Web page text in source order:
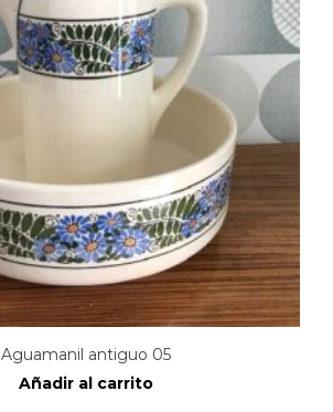
Aguamanil antiguo 05
Añadir al carrito